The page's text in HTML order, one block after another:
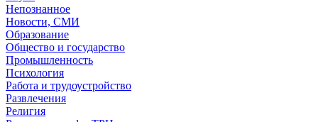
Непознанное
Новости, СМИ
Образование
Общество и государство
Промышленность
Психология
Работа и трудоустройство
Развлечения
Религия